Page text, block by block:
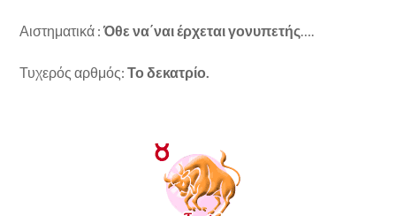
Αιστηματικά :Όθε να΄ναι έρχεταιγονυπετής….
Τυχερός αρθμός:Το δεκατρίο.